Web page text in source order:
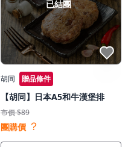
已結團
點我收藏
胡同 贈品條件
【胡同】日本A5和牛漢堡排
市價 $89
團購價 ？